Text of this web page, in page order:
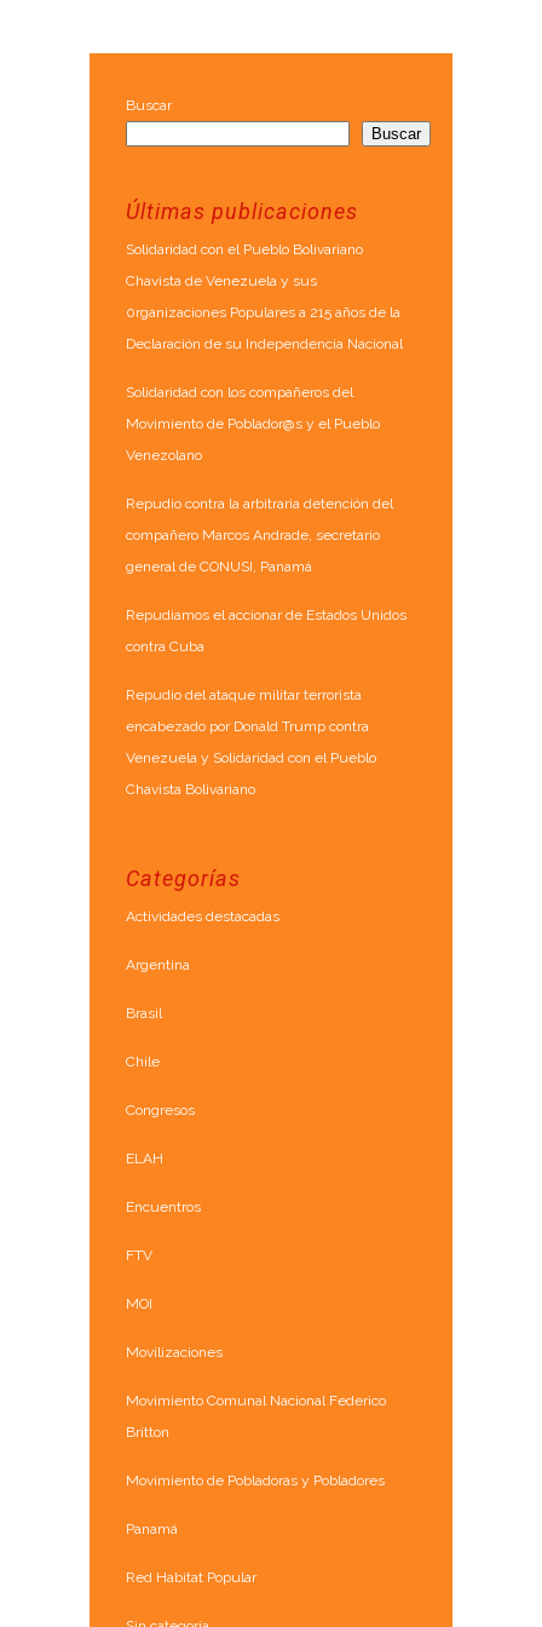
Buscar
Buscar
Últimas publicaciones
Solidaridad con el Pueblo Bolivariano
Chavista de Venezuela y sus
0rganizaciones Populares a 215 años de la
Declaración de su Independencia Nacional
Solidaridad con los compañeros del
Movimiento de Poblador@s y el Pueblo
Venezolano
Repudio contra la arbitraria detención del
compañero Marcos Andrade, secretario
general de CONUSI, Panamá
Repudiamos el accionar de Estados Unidos
contra Cuba
Repudio del ataque militar terrorista
encabezado por Donald Trump contra
Venezuela y Solidaridad con el Pueblo
Chavista Bolivariano
Categorías
Actividades destacadas
Argentina
Brasil
Chile
Congresos
ELAH
Encuentros
FTV
MOI
Movilizaciones
Movimiento Comunal Nacional Federico
Britton
Movimiento de Pobladoras y Pobladores
Panamá
Red Habitat Popular